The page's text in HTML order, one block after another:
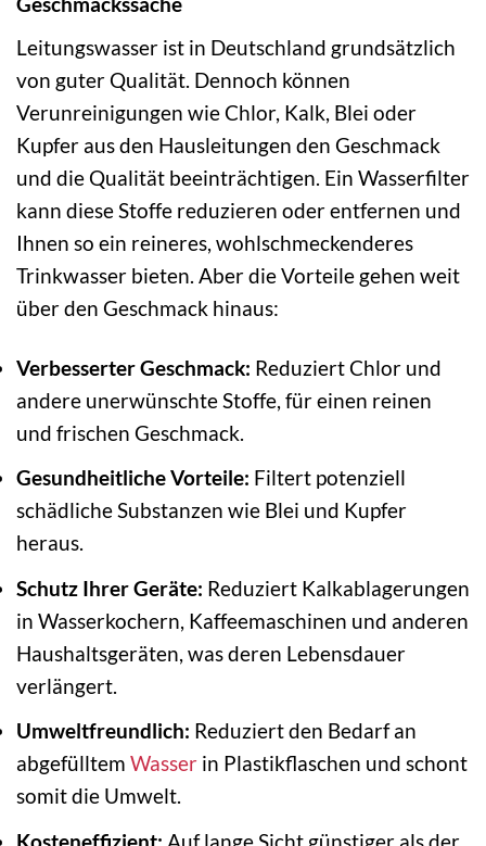
Leitungswasser ist in Deutschland grundsätzlich
von guter Qualität. Dennoch können
Verunreinigungen wie Chlor, Kalk, Blei oder
Kupfer aus den Hausleitungen den Geschmack
und die Qualität beeinträchtigen. Ein Wasserfilter
kann diese Stoffe reduzieren oder entfernen und
Ihnen so ein reineres, wohlschmeckenderes
Trinkwasser bieten. Aber die Vorteile gehen weit
über den Geschmack hinaus:
Verbesserter Geschmack: Reduziert Chlor und
andere unerwünschte Stoffe, für einen reinen
und frischen Geschmack.
Gesundheitliche Vorteile: Filtert potenziell
schädliche Substanzen wie Blei und Kupfer
heraus.
Schutz Ihrer Geräte: Reduziert Kalkablagerungen
in Wasserkochern, Kaffeemaschinen und anderen
Haushaltsgeräten, was deren Lebensdauer
verlängert.
Umweltfreundlich: Reduziert den Bedarf an
abgefülltem Wasser in Plastikflaschen und schont
somit die Umwelt.
Kosteneffizient: Auf lange Sicht günstiger als der